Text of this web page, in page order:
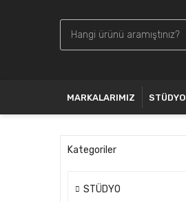
MARKALARIMIZ STÜDYO
Kategoriler
STÜDYO